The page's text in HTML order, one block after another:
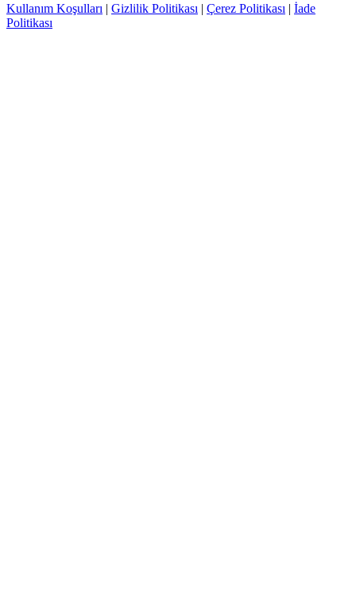
Kullanım Koşulları | Gizlilik Politikası | Çerez Politikası | İade
Politikası